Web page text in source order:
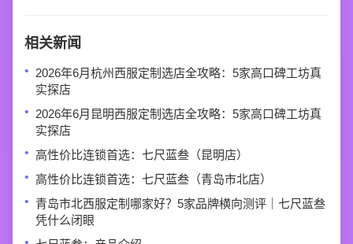
相关新闻
2026年6月杭州西服定制选店全攻略：5家高口碑工坊真
实探店
2026年6月昆明西服定制选店全攻略：5家高口碑工坊真
实探店
高性价比连锁首选：七尺蓝叁（昆明店）
高性价比连锁首选：七尺蓝叁（青岛市北店）
青岛市北西服定制哪家好？5家品牌横向测评｜七尺蓝叁
凭什么闭眼